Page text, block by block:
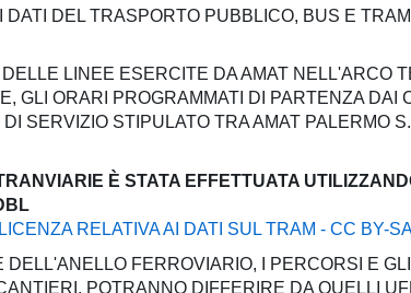
DEL TRASPORTO PUBBLICO, BUS E
LINEE ESERCITE DA AMAT NELL'ARCO
GLI ORARI PROGRAMMATI DI PARTENZA DAI
SERVIZIO STIPULATO TRA AMAT PALERMO
È STATA EFFETTUATA
LICENZA RELATIVA AI DATI SUL TRAM - CC BY-
FERROVIARIO, I PERCORSI E
POTRANNO DIFFERIRE DA QUELLI